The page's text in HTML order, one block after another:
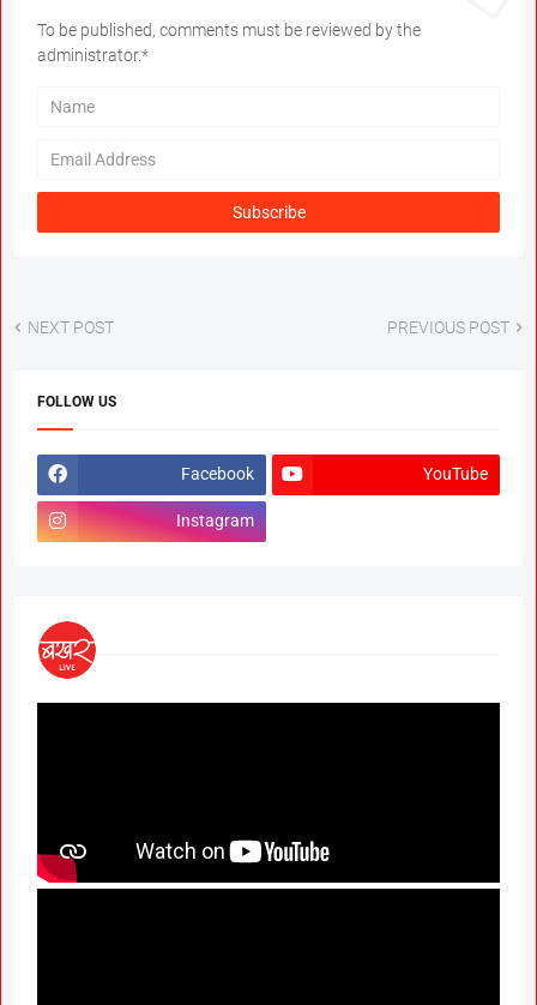
To be published, comments must be reviewed by the
administrator.*
NEXT POST PREVIOUS POST
FOLLOW US
Facebook YouTube
Instagram